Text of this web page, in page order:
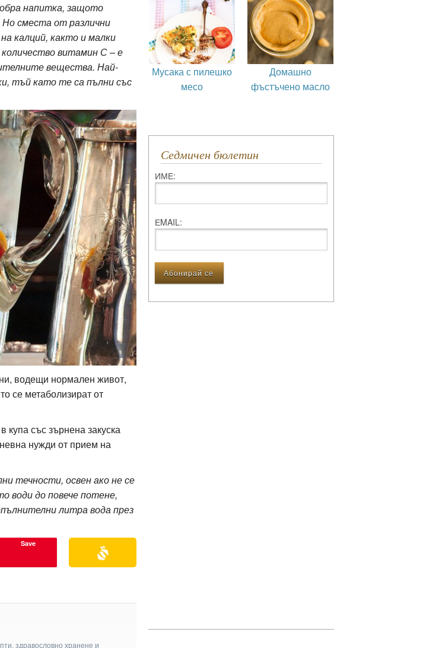
напитка, защото
сместа от различни
калций, както и малки
витамин С – е
вещества. Най-
тъй като те са пълни със
водещи нормален живот,
се метаболизират от
със зърнена закуска
нужди от прием на
течности, освен ако не се
води до повече потене,
литра вода през
Save
здравословно хранене и
Мусака с пилешко
месо
Домашно
фъстъчено масло
Седмичен бюлетин
ИМЕ:
ЕMAIL: